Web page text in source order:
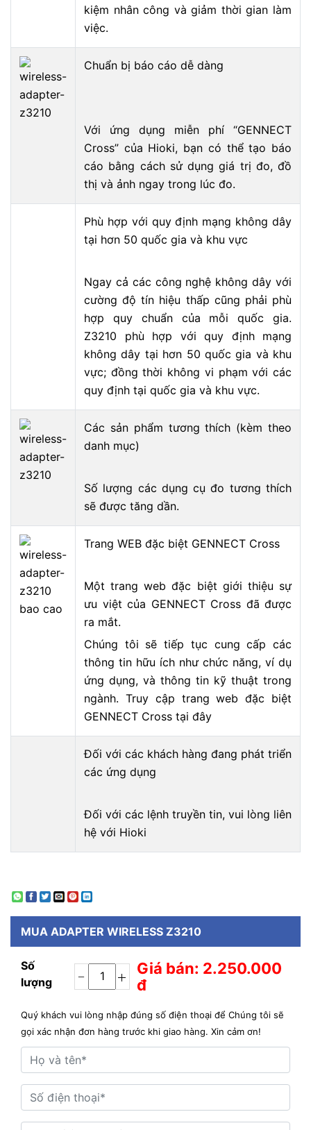
kiệm nhân công và giảm thời gian làm
việc.
Chuẩn bị báo cáo dễ dàng
Với ứng dụng miễn phí “GENNECT
Cross” của Hioki, bạn có thể tạo báo
cáo bằng cách sử dụng giá trị đo, đồ
thị và ảnh ngay trong lúc đo.
Phù hợp với quy định mạng không dây
tại hơn 50 quốc gia và khu vực
Ngay cả các công nghệ không dây với
cường độ tín hiệu thấp cũng phải phù
hợp quy chuẩn của mỗi quốc gia.
Z3210 phù hợp với quy định mạng
không dây tại hơn 50 quốc gia và khu
vực; đồng thời không vi phạm với các
quy định tại quốc gia và khu vực.
Các sản phẩm tương thích (kèm theo
danh mục)
Số lượng các dụng cụ đo tương thích
sẽ được tăng dần.
Trang WEB đặc biệt GENNECT Cross
Một trang web đặc biệt giới thiệu sự
ưu việt của GENNECT Cross đã được
ra mắt.
Chúng tôi sẽ tiếp tục cung cấp các
thông tin hữu ích như chức năng, ví dụ
ứng dụng, và thông tin kỹ thuật trong
ngành. Truy cập trang web đặc biệt
GENNECT Cross tại đây
Đối với các khách hàng đang phát triển
các ứng dụng
Đối với các lệnh truyền tin, vui lòng liên
hệ với Hioki
MUA ADAPTER WIRELESS Z3210
Số
lượng
Giá bán: 2.250.000
đ
Quý khách vui lòng nhập đúng số điện thoại để Chúng tôi sẽ
gọi xác nhận đơn hàng trước khi giao hàng. Xin cảm ơn!